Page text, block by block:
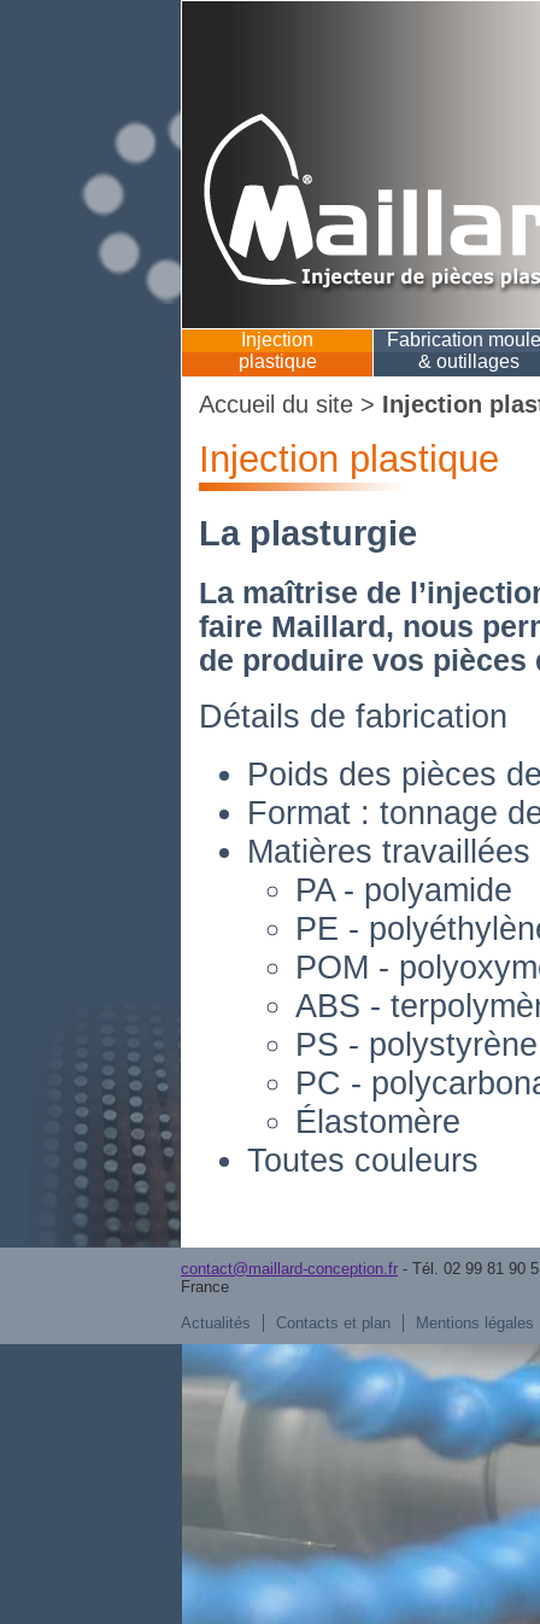
Injection
plastique
Fabrication
& outillages
Accueil du site > Injection
Injection plastique
La plasturgie
La maîtrise de
faire Maillard, nous
de produire vos pièces
Détails de fabrication
Poids des pièces
Format : tonnage
Matières travaillées
PA - polyamide
PE -
POM -
ABS -
PS - polystyrène
PC -
Élastomère
Toutes couleurs
contact@maillard-conception.fr - Tél. 02 99 81 90
France
Actualités
Contacts et plan Mentions légales